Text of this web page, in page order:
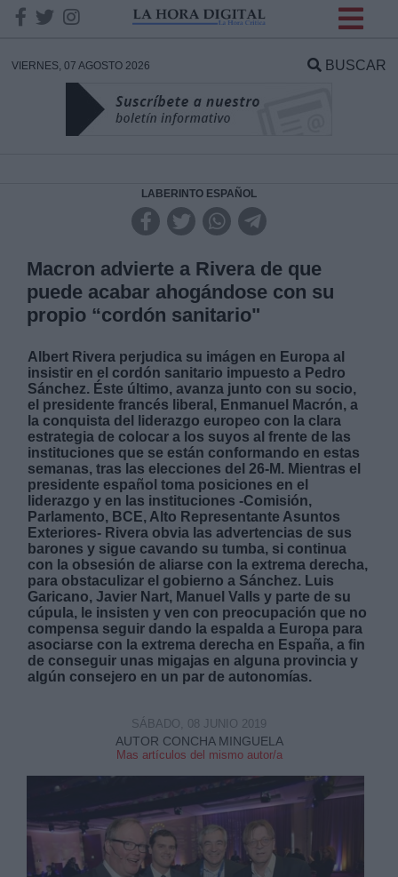
VIERNES, 07 AGOSTO 2026 BUSCAR
LABERINTO ESPAÑOL
Macron advierte a Rivera de que
puede acabar ahogándose con su
propio “cordón sanitario"
Albert Rivera perjudica su imágen en Europa al
insistir en el cordón sanitario impuesto a Pedro
Sánchez. Éste último, avanza junto con su socio,
el presidente francés liberal, Enmanuel Macrón, a
la conquista del liderazgo europeo con la clara
estrategia de colocar a los suyos al frente de las
instituciones que se están conformando en estas
semanas, tras las elecciones del 26-M. Mientras el
presidente español toma posiciones en el
liderazgo y en las instituciones -Comisión,
Parlamento, BCE, Alto Representante Asuntos
Exteriores- Rivera obvia las advertencias de sus
barones y sigue cavando su tumba, si continua
con la obsesión de aliarse con la extrema derecha,
para obstaculizar el gobierno a Sánchez. Luis
Garicano, Javier Nart, Manuel Valls y parte de su
cúpula, le insisten y ven con preocupación que no
compensa seguir dando la espalda a Europa para
asociarse con la extrema derecha en España, a fin
de conseguir unas migajas en alguna provincia y
algún consejero en un par de autonomías.
AUTOR CONCHA MINGUELA
Mas artículos del mismo autor/a
SÁBADO, 08 JUNIO 2019
DATOS
Responsable:
Legitimación:
Destinatarios:
Derechos:
link
Información adicional
link